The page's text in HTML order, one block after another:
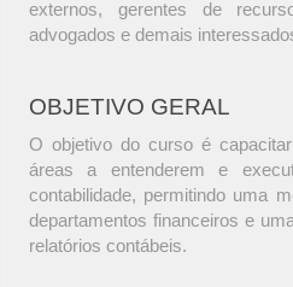
externos, gerentes de
advogados e demais
OBJETIVO GERAL
O objetivo do curso é
áreas a entenderem e
contabilidade, permitindo uma
departamentos financeiros e
relatórios contábeis.